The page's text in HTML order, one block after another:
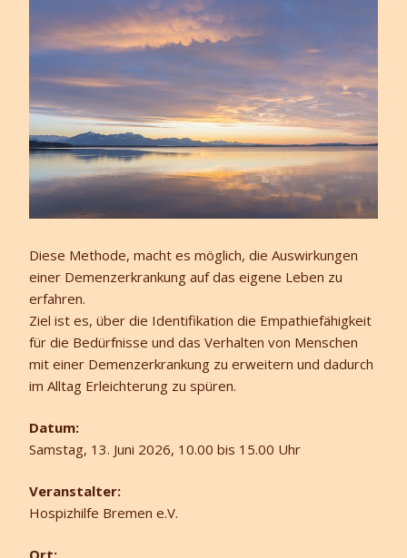
Diese Methode, macht es möglich, die Auswirkungen
einer Demenzerkrankung auf das eigene Leben zu
erfahren.
Ziel ist es, über die Identifikation die Empathiefähigkeit
für die Bedürfnisse und das Verhalten von Menschen
mit einer Demenzerkrankung zu erweitern und dadurch
im Alltag Erleichterung zu spüren.
Datum:
Samstag, 13. Juni 2026, 10.00 bis 15.00 Uhr
Veranstalter:
Hospizhilfe Bremen e.V.
Ort: